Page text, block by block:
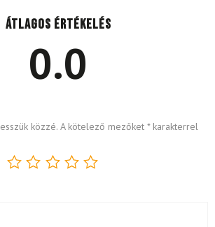
Átlagos értékelés
0.0
közzé. A kötelező mezőket *karakterrel